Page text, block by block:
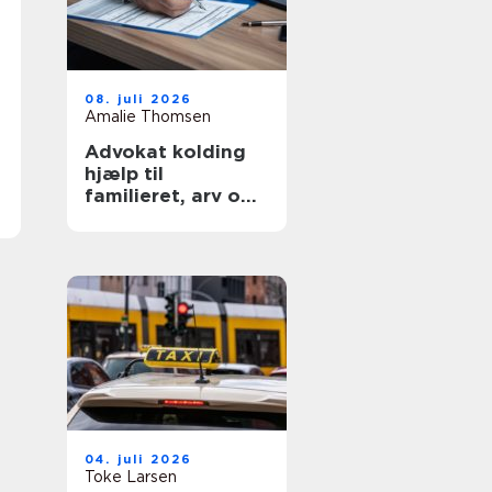
08. juli 2026
Amalie Thomsen
Advokat kolding
hjælp til
familieret, arv og
04. juli 2026
Toke Larsen